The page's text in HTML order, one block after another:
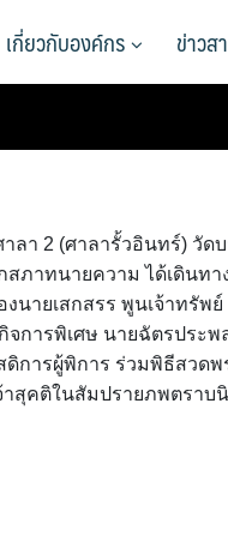
เกี่ยวกับองค์กร ข่าวส
ลา 2 (ศาลารั้วอินทร์) วั
ภาทนายความ ได้เดินท
ายเสกสรร พูนเจ้าทรัพ
การพิเศษ นายฉัตรประพ
การผู้พิการ ร่วมพิธีสวดพ
สุคติในสัมปรายภพตราบ